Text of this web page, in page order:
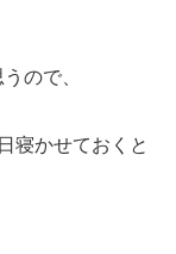
ので、
寝かせておくと